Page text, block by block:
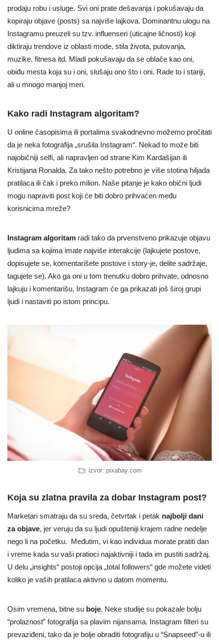
prodaju robu i usluge. Svi oni prate dešavanja i pokušavaju da
kopiraju objave (posts) sa najviše lajkova. Dominantnu ulogu na
Instagramu preuzeli su tzv. influenseri (uticajne ličnosti) koji
diktiraju trendove iz oblasti mode, stila života, putovanja,
muzike, fitnesa itd. Mladi pokušavaju da se oblače kao oni,
obiđu mesta koja su i oni, slušaju ono što i oni. Rade to i stariji,
ali u mnogo manjoj meri.
Kako radi Instagram algoritam?
U online časopisima ili portalima svakodnevno možemo pročitati
da je neka fotografija „srušila Instagram“. Nekad to može biti
najobičniji selfi, ali napravljen od strane Kim Kardašijan ili
Kristijana Ronalda. Za tako nešto potrebno je više stotina hiljada
pratilaca ili čak i preko milion. Naše pitanje je kako obični ljudi
mogu napraviti post koji će biti dobro prihvaćen među
korisnicima mreže?
Instagram algoritam radi tako da prvenstveno prikazuje objavu
ljudima sa kojima imate najviše interakcije (lajkujete postove,
dopisujete se, komentarišete postove i story-je, delite sadržaje,
tagujete se). Ako ga oni u tom trenutku dobro prihvate, odnosno
lajkuju i komentarišu, Instagram će ga prikazati još široj grupi
ljudi i nastaviti po istom principu.
izvor: pixabay.com
Koja su zlatna pravila za dobar Instagram post?
Marketari smatraju da su sreda, četvrtak i petak najbolji dani
za objave, jer veruju da su ljudi opušteniji krajem radne nedelje
nego li na početku. Međutim, vi kao individua morate pratiti dan
i vreme kada su vaši pratioci najaktivniji i tada im pustiti sadržaj.
U delu „insights“ postoji opcija „total followers“ gde možete videti
koliko je vaših pratilaca aktivno u datom momentu.
Osim vremena, bitne su boje. Neke studije su pokazale bolju
“prolaznost” fotografija sa plavim nijansama. Instagram filteri su
prevaziđeni, tako da je bolje obraditi fotografiju u “Snapseed”-u ili